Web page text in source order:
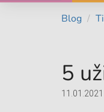
Blog
5
11.01.2021